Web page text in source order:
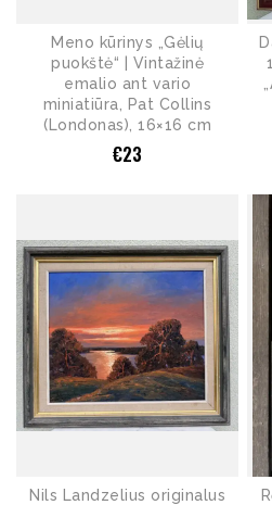
Meno kūrinys „Gėlių
puokštė“ | Vintažinė
emalio ant vario
miniatiūra, Pat Collins
(Londonas), 16×16 cm
€23
Nils Landzelius originalus